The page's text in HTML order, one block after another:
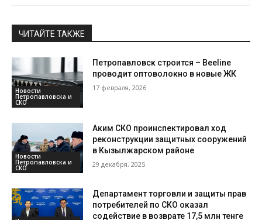
ЧИТАЙТЕ ТАКЖЕ
Новости
Петропавловска и
СКО
Петропавловск строится – Beeline
проводит оптоволокно в новые ЖК
17 февраля, 2026
Новости
Петропавловска и
СКО
Аким СКО проинспектировал ход
реконструкции защитных сооружений
в Кызылжарском районе
29 декабря, 2025
Департамент торговли и защиты прав
потребителей по СКО оказал
содействие в возврате 17,5 млн тенге